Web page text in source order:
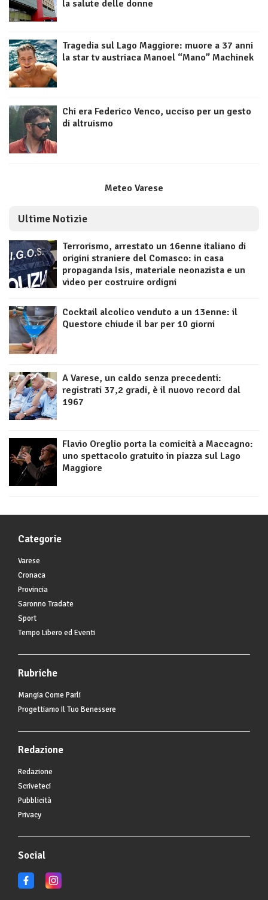
la salute delle donne
Tragedia sul Lago Maggiore: muore a 37 anni
la star tv austriaca Manoel “Mano” Machinek
Chi era Federico Venco, ucciso per un gesto
di altruismo
Meteo Varese
Ultime Notizie
Terrorismo, arrestato un 16enne italiano di
origini straniere del Comasco: in casa
propaganda Isis, materiale neonazista e un
video per costruire ordigni
Cocktail alcolico venduto a un 13enne: il
Questore chiude il bar per 10 giorni
A Varese, un caldo senza precedenti:
registrati 37,2 gradi, è il nuovo record dal
1967
Flavio Oreglio porta la comicità a Maccagno:
uno spettacolo gratuito in piazza sul Lago
Maggiore
Categorie
Varese
Cronaca
Provincia
Saronno Tradate
Sport
Tempo Libero ed Eventi
Rubriche
Mangia Come Parli
Progettiamo Il Tuo Benessere
Redazione
Redazione
Scriveteci
Pubblicità
Privacy
Social